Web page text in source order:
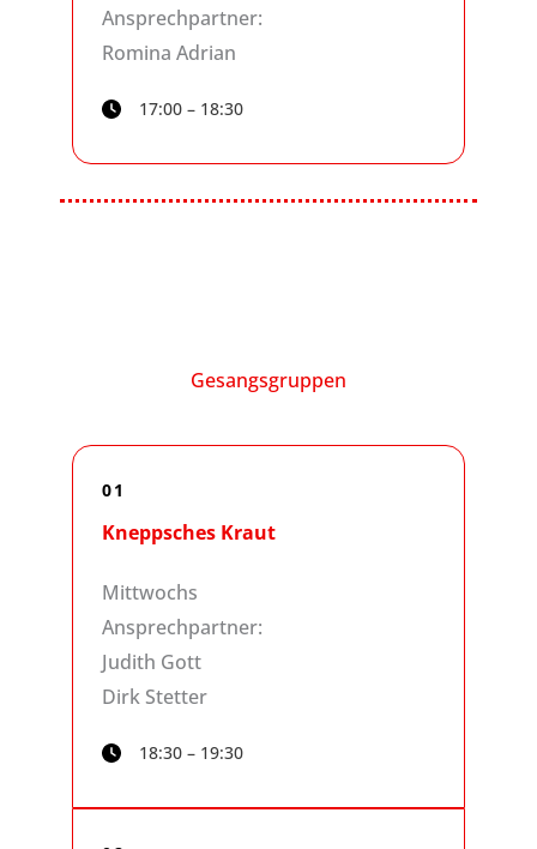
Ansprechpartner:
Romina Adrian
17:00 – 18:30
Gesangsgruppen
01
Kneppsches Kraut
Mittwochs
Ansprechpartner:
Judith Gott
Dirk Stetter
18:30 – 19:30